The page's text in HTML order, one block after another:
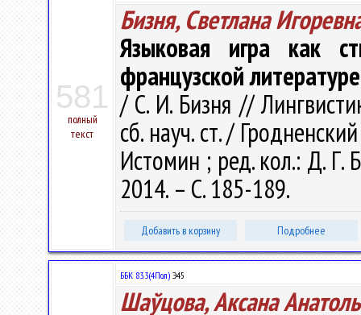
581
полный
текст
Бизня, Светлана
Языковая игра как
французской литературе
/ С. И. Бизня //
сб. науч. ст. /
Истомин ; ред. кол.: Д.
2014. – С. 185-189.
Добавить в корзину Подробнее
ББК 83.3(4Пол) Э45
Шаўцова, Аксана